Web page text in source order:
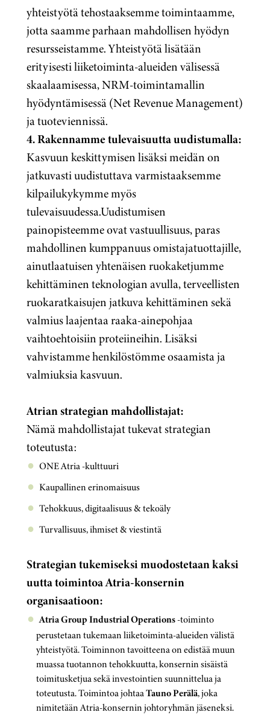
yhteistyötä tehostaaksemme toimintaamme,
jotta saamme parhaan mahdollisen hyödyn
resursseistamme. Yhteistyötä lisätään
erityisesti liiketoiminta-alueiden välisessä
skaalaamisessa, NRM-toimintamallin
hyödyntämisessä (Net Revenue Management)
ja tuoteviennissä.
4. Rakennamme tulevaisuutta uudistumalla:
Kasvuun keskittymisen lisäksi meidän on
jatkuvasti uudistuttava varmistaaksemme
kilpailukykymme myös
tulevaisuudessa.Uudistumisen
painopisteemme ovat vastuullisuus, paras
mahdollinen kumppanuus omistajatuottajille,
ainutlaatuisen yhtenäisen ruokaketjumme
kehittäminen teknologian avulla, terveellisten
ruokaratkaisujen jatkuva kehittäminen sekä
valmius laajentaa raaka-ainepohjaa
vaihtoehtoisiin proteiineihin. Lisäksi
vahvistamme henkilöstömme osaamista ja
valmiuksia kasvuun.
Atrian strategian mahdollistajat:
Nämä mahdollistajat tukevat strategian
toteutusta:
ONE Atria -kulttuuri
Kaupallinen erinomaisuus
Tehokkuus, digitaalisuus & tekoäly
Turvallisuus, ihmiset & viestintä
Strategian tukemiseksi muodostetaan kaksi
uutta toimintoa Atria-konsernin
organisaatioon:
Atria Group Industrial Operations-toiminto
perustetaan tukemaan liiketoiminta-alueiden välistä
yhteistyötä. Toiminnon tavoitteena on edistää muun
muassa tuotannon tehokkuutta, konsernin sisäistä
toimitusketjua sekä investointien suunnittelua ja
toteutusta. Toimintoa johtaaTauno Perälä, joka
nimitetään Atria-konsernin johtoryhmän jäseneksi.